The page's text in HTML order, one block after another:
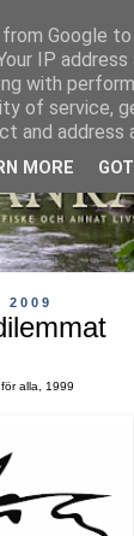
2009
alla, 1999
Google
IP address
with
of service,
and address
MORE